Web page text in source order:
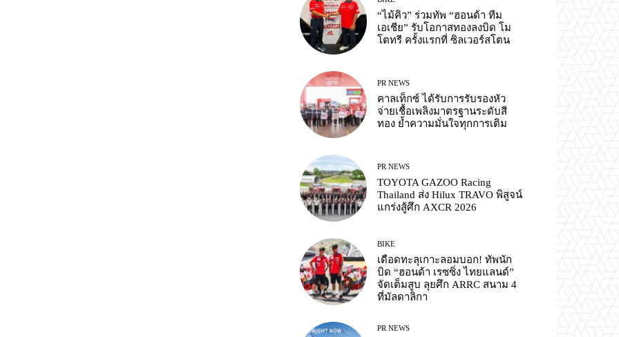
“ไม้คิว” ร่วมทัพ “ฮอนด้า ทีม
เอเชีย” รับโอกาสทองลงบิด โม
โตทรี ครั้งแรกที่ ซิลเวอร์สโตน
PR NEWS
คาลเท็กซ์ ได้รับการรับรองหัว
จ่ายเชื้อเพลิงมาตรฐานระดับสี
ทอง ย้ำความมั่นใจทุกการเติม
PR NEWS
TOYOTA GAZOO Racing
Thailand ส่ง Hilux TRAVO พิสูจน์
แกร่งสู้ศึก AXCR 2026
BIKE
เดือดทะลุเกาะลอมบอก! ทัพนัก
บิด “ฮอนด้า เรซซิ่ง ไทยแลนด์”
จัดเต็มสูบ ลุยศึก ARRC สนาม 4
ที่มัลดาลิกา
PR NEWS